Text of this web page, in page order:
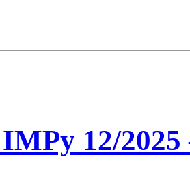
12/2025